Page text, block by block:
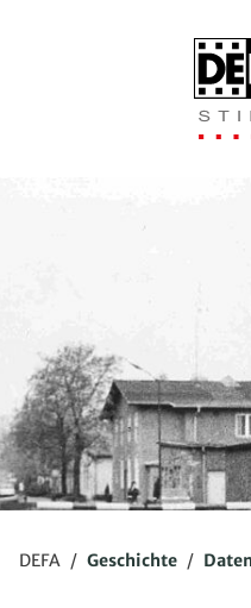
DEFA / Geschichte /